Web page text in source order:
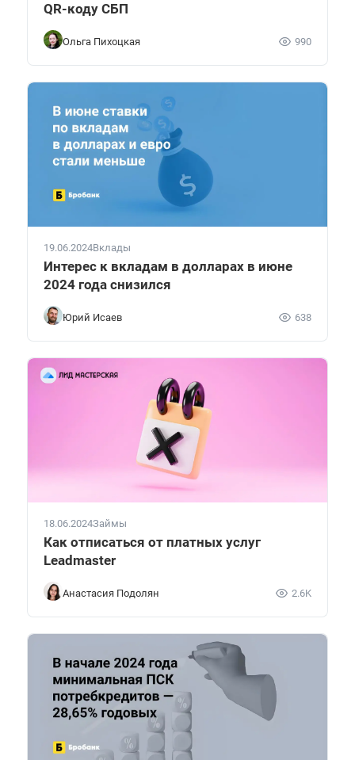
QR-коду СБП
Ольга Пихоцкая 990
19.06.2024Вклады
Интерес к вкладам в долларах в июне
2024 года снизился
Юрий Исаев 638
18.06.2024Займы
Как отписаться от платных услуг
Leadmaster
Анастасия Подолян 2.6K